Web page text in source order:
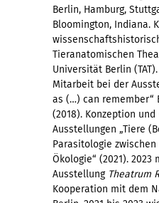
Berlin, Hamburg,
Bloomington, Indiana.
Tieranatomischen
Universität Berlin
Mitarbeit bei der
as (…) can remember“
(2018). Konzeption
Ausstellungen „Tiere
Parasitologie zwischen
Ökologie“ (2021).
Ausstellung Theatrum
Kooperation mit dem